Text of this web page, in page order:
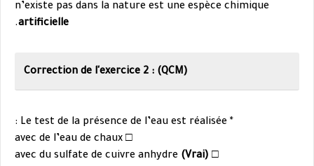
n’existe pas dans la nature est une espèce chimique
artificielle
.
Correction de l'exercice 2 : (QCM)
* Le test de la présence de l’eau est réalisée :
□ avec de l’eau de chaux
□ avec du sulfate de cuivre anhydre
(Vrai)